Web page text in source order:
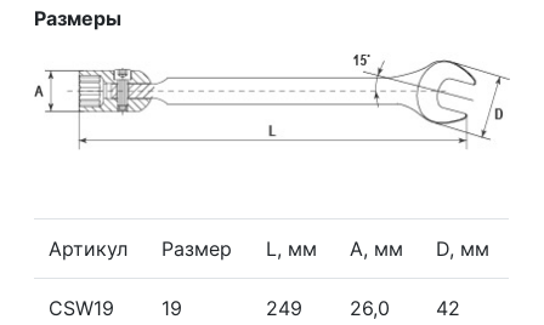
Размеры
Артикул Размер L, мм А, мм D, мм
CSW19 19 249 26,0 42